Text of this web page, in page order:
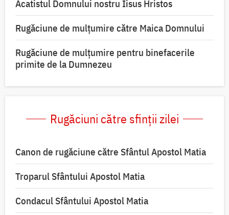
Acatistul Domnului nostru Iisus Hristos
Rugăciune de mulţumire către Maica Domnului
Rugăciune de mulțumire pentru binefacerile
primite de la Dumnezeu
Rugăciuni către sfinții zilei
Canon de rugăciune către Sfântul Apostol Matia
Troparul Sfântului Apostol Matia
Condacul Sfântului Apostol Matia